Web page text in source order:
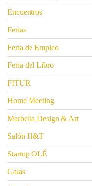
Encuentros
Ferias
Feria de Empleo
Feria del Libro
FITUR
Home Meeting
Marbella Design & Art
Salón H&T
Startup OLÉ
Galas